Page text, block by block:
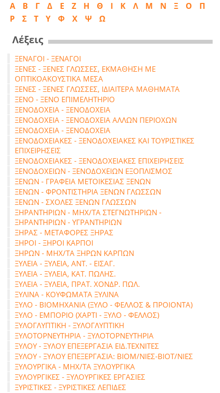
Α B Γ Δ Ε Ζ Η Θ Ι Κ Λ Μ Ν Ξ Ο
Π
Ρ
Σ Τ Υ Φ Χ Ψ Ω
Λέξεις
ΞΕΝΑΓΟΙ - ΞΕΝΑΓΟΙ
ΞΕΝΕΣ - ΞΕΝΕΣ ΓΛΩΣΣΕΣ, ΕΚΜΑΘΗΣΗ ΜΕ
ΟΠΤΙΚΟΑΚΟΥΣΤΙΚΑ ΜΕΣΑ
ΞΕΝΕΣ - ΞΕΝΕΣ ΓΛΩΣΣΕΣ, ΙΔΙΑΙΤΕΡΑ ΜΑΘΗΜΑΤΑ
ΞΕΝΟ - ΞΕΝΟ ΕΠΙΜΕΛΗΤΗΡΙΟ
ΞΕΝΟΔΟΧΕΙΑ - ΞΕΝΟΔΟΧΕΙΑ
ΞΕΝΟΔΟΧΕΙΑ - ΞΕΝΟΔΟΧΕΙΑ ΑΛΛΩΝ ΠΕΡΙΟΧΩΝ
ΞΕΝΟΔΟΧΕΙΑ - ΞΕΝΟΔΟΧΕΙΑ
ΞΕΝΟΔΟΧΕΙΑΚΕΣ - ΞΕΝΟΔΟΧΕΙΑΚΕΣ ΚΑΙ ΤΟΥΡΙΣΤΙΚΕΣ
ΕΠΙΧΕΙΡΗΣΕΙΣ
ΞΕΝΟΔΟΧΕΙΑΚΕΣ - ΞΕΝΟΔΟΧΕΙΑΚΕΣ ΕΠΙΧΕΙΡΗΣΕΙΣ
ΞΕΝΟΔΟΧΕΙΩΝ - ΞΕΝΟΔΟΧΕΙΩΝ ΕΞΟΠΛΙΣΜΟΣ
ΞΕΝΩΝ - ΓΡΑΦΕΙΑ ΜΕΤΟΙΚΕΣΙΑΣ ΞΕΝΩΝ
ΞΕΝΩΝ - ΦΡΟΝΤΙΣΤΗΡΙΑ ΞΕΝΩΝ ΓΛΩΣΣΩΝ
ΞΕΝΩΝ - ΣΧΟΛΕΣ ΞΕΝΩΝ ΓΛΩΣΣΩΝ
ΞΗΡΑΝΤΗΡΙΩΝ - ΜΗΧ/ΤΑ ΣΤΕΓΝΩΤΗΡΙΩΝ -
ΞΗΡΑΝΤΗΡΙΩΝ - ΥΓΡΑΝΤΗΡΙΩΝ
ΞΗΡΑΣ - ΜΕΤΑΦΟΡΕΣ ΞΗΡΑΣ
ΞΗΡΟΙ - ΞΗΡΟΙ ΚΑΡΠΟΙ
ΞΗΡΩΝ - ΜΗΧ/ΤΑ ΞΗΡΩΝ ΚΑΡΠΩΝ
ΞΥΛΕΙΑ - ΞΥΛΕΙΑ, ΑΝΤ. - ΕΙΣΑΓ.
ΞΥΛΕΙΑ - ΞΥΛΕΙΑ, ΚΑΤ. ΠΩΛΗΣ.
ΞΥΛΕΙΑ - ΞΥΛΕΙΑ, ΠΡΑΤ. ΧΟΝΔΡ. ΠΩΛ.
ΞΥΛΙΝΑ - ΚΟΥΦΩΜΑΤΑ ΞΥΛΙΝΑ
ΞΥΛΟ - ΒΙΟΜΗΧΑΝΙΑ (ΞΥΛΟ - ΦΕΛΛΟΣ & ΠΡΟΙΟΝΤΑ)
ΞΥΛΟ - ΕΜΠΟΡΙΟ (ΧΑΡΤΙ - ΞΥΛΟ - ΦΕΛΛΟΣ)
ΞΥΛΟΓΛΥΠΤΙΚΗ - ΞΥΛΟΓΛΥΠΤΙΚΗ
ΞΥΛΟΤΟΡΝΕΥΤΗΡΙΑ - ΞΥΛΟΤΟΡΝΕΥΤΗΡΙΑ
ΞΥΛΟΥ - ΞΥΛΟΥ ΕΠΕΞΕΡΓΑΣΙΑ ΕΙΔ.ΤΕΧΝΙΤΕΣ
ΞΥΛΟΥ - ΞΥΛΟΥ ΕΠΕΞΕΡΓΑΣΙΑ: ΒΙΟΜ/ΝΙΕΣ-ΒΙΟΤ/ΝΙΕΣ
ΞΥΛΟΥΡΓΙΚΑ - ΜΗΧ/ΤΑ ΞΥΛΟΥΡΓΙΚΑ
ΞΥΛΟΥΡΓΙΚΕΣ - ΞΥΛΟΥΡΓΙΚΕΣ ΕΡΓΑΣΙΕΣ
ΞΥΡΙΣΤΙΚΕΣ - ΞΥΡΙΣΤΙΚΕΣ ΛΕΠΙΔΕΣ